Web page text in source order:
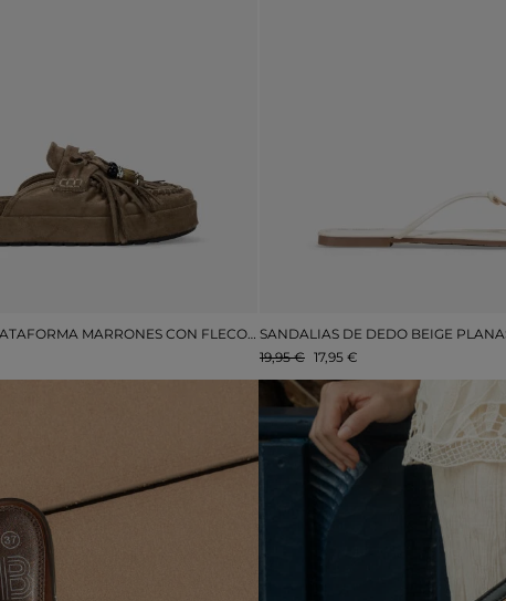
ZUECOS DE PLATAFORMA MARRONES CON FLECOS Y BORLAS
17,95 €
19,95 €